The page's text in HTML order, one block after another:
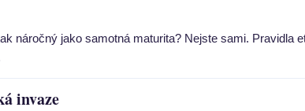
náročný jako samotná maturita? Nejste sami. Pravidla
invaze